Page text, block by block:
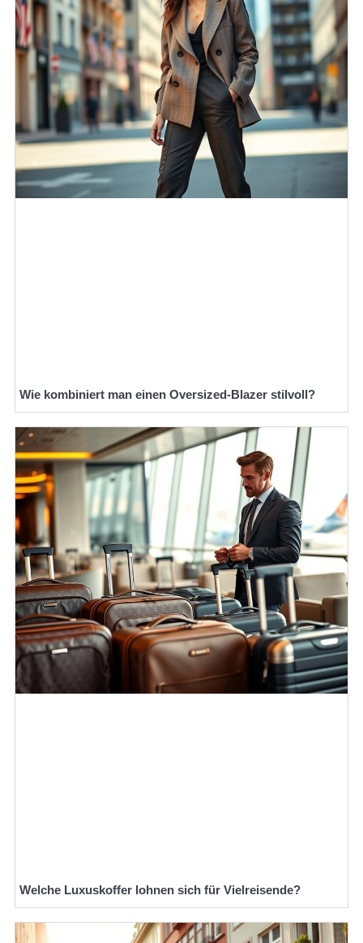
Wie kombiniert man einen Oversized-Blazer stilvoll?
Welche Luxuskoffer lohnen sich für Vielreisende?